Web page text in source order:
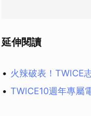
延伸閱讀
火辣破表！TWICE
TWICE10週年專屬